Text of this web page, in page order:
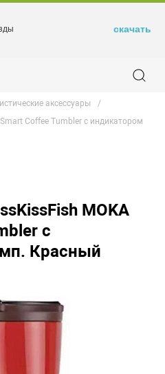
аксессуары
Coffee Tumbler с индикатором
MOKA
с
Красный
скачать